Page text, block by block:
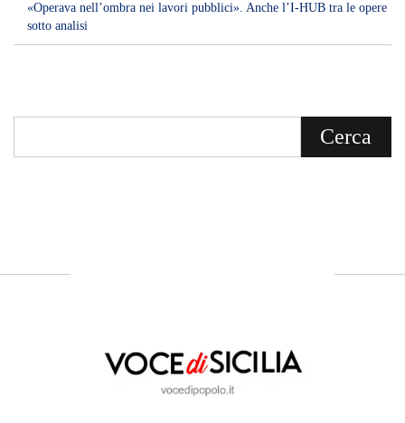
«Operava nell’ombra nei lavori pubblici». Anche l’I-HUB tra le opere
sotto analisi